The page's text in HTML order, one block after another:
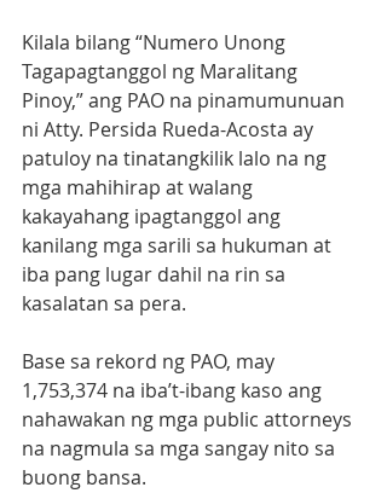
Kilala bilang “Numero Unong
Tagapagtanggol ng Maralitang
Pinoy,” ang PAO na pinamumunuan
ni Atty. Persida Rueda-Acosta ay
patuloy na tinatangkilik lalo na ng
mga mahihirap at walang
kakayahang ipagtanggol ang
kanilang mga sarili sa hukuman at
iba pang lugar dahil na rin sa
kasalatan sa pera.
Base sa rekord ng PAO, may
1,753,374 na iba’t-ibang kaso ang
nahawakan ng mga public attorneys
na nagmula sa mga sangay nito sa
buong bansa.